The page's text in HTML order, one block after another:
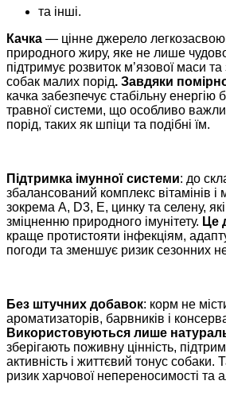
та інші.
Качка — цінне джерело
природного жиру, яке не лише
підтримує розвиток м’язової маси
собак малих порід. Завдяки
качка забезпечує стабільну
травної системи, що особливо
порід, таких як шпіци та подібні їм.
Підтримка імунної системи: до
збалансований комплекс вітамінів і
зокрема A, D3, E, цинку та селену,
зміцненню природного імунітету. Це
краще протистояти інфекціям,
погоди та зменшує ризик сезонних
Без штучних добавок: корм не
ароматизаторів, барвників і
Використовуються лише
зберігають поживну цінність,
активність і життєвий тонус собаки.
ризик харчової непереносимості та